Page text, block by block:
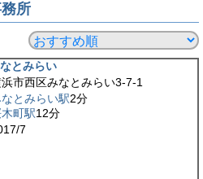
所
とみらい
市西区みなとみらい3-7-1
とみらい駅2分
町駅12分
7